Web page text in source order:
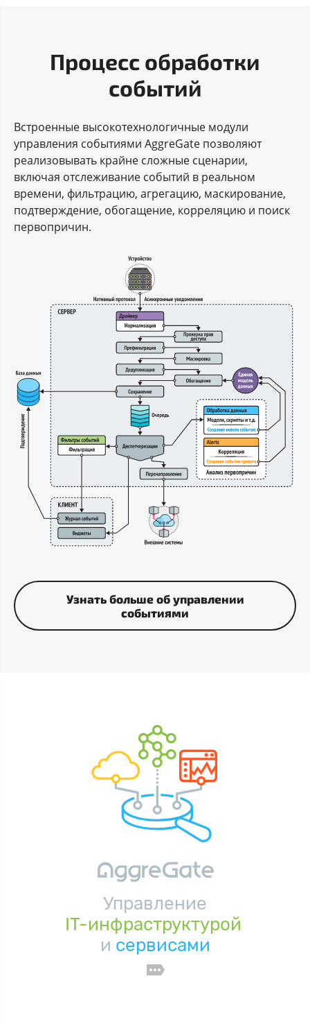
Процесс обработки
событий
Встроенные высокотехнологичные модули
управления событиями AggreGate позволяют
реализовывать крайне сложные сценарии,
включая отслеживание событий в реальном
времени, фильтрацию, агрегацию, маскирование,
подтверждение, обогащение, корреляцию и поиск
первопричин.
Узнать больше об управлении
событиями
Управление
IT-инфраструктурой
и сервисами